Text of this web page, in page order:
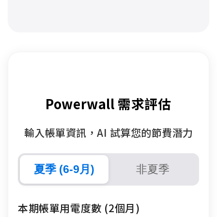
Powerwall 需求評估
輸入帳單資訊，AI 試算您的節費潛力
夏季 (6-9月) 非夏季
本期帳單用電度數 (2個月)